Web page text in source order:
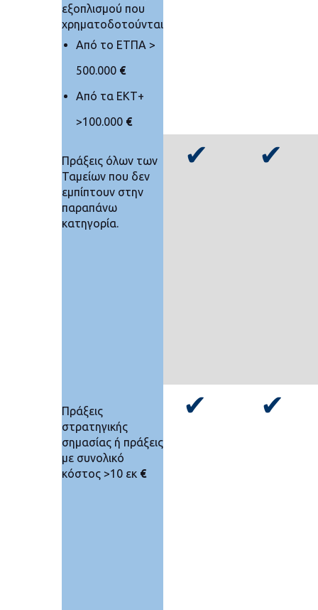
εξοπλισμού που
χρηματοδοτούνται
Από το ΕΤΠΑ >
500.000 €
Από τα ΕΚΤ+
>100.000 €
Πράξεις όλων των
Ταμείων που δεν
εμπίπτουν στην
παραπάνω
κατηγορία.
✔ ✔
Πράξεις
στρατηγικής
σημασίας ή πράξεις
με συνολικό
κόστος >10 εκ €
✔ ✔